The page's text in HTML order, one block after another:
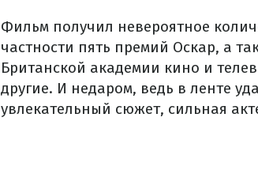
Фильм получил невероятное
частности пять премий Оскар, а
Британской академии кино и
другие. И недаром, ведь в ленте
увлекательный сюжет, сильная